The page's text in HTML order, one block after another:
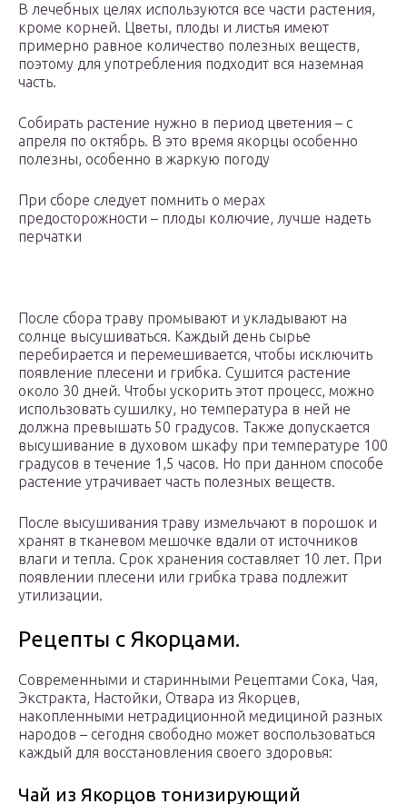
В лечебных целях используются все части растения,
кроме корней. Цветы, плоды и листья имеют
примерно равное количество полезных веществ,
поэтому для употребления подходит вся наземная
часть.
Собирать растение нужно в период цветения – с
апреля по октябрь. В это время якорцы особенно
полезны, особенно в жаркую погоду
При сборе следует помнить о мерах
предосторожности – плоды колючие, лучше надеть
перчатки
После сбора траву промывают и укладывают на
солнце высушиваться. Каждый день сырье
перебирается и перемешивается, чтобы исключить
появление плесени и грибка. Сушится растение
около 30 дней. Чтобы ускорить этот процесс, можно
использовать сушилку, но температура в ней не
должна превышать 50 градусов. Также допускается
высушивание в духовом шкафу при температуре 100
градусов в течение 1,5 часов. Но при данном способе
растение утрачивает часть полезных веществ.
После высушивания траву измельчают в порошок и
хранят в тканевом мешочке вдали от источников
влаги и тепла. Срок хранения составляет 10 лет. При
появлении плесени или грибка трава подлежит
утилизации.
Рецепты с Якорцами.
Современными и старинными Рецептами Сока, Чая,
Экстракта, Настойки, Отвара из Якорцев,
накопленными нетрадиционной медициной разных
народов – сегодня свободно может воспользоваться
каждый для восстановления своего здоровья:
Чай из Якорцов тонизирующий